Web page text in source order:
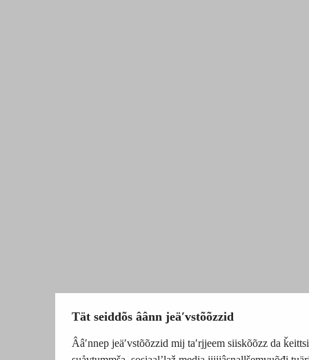
Tät seiddõs âânn jeäʹvstõõzzid
Ââʹnnep jeäʹvstõõzzid mij taʹrjjeem siiskõõzz da ǩeittsi